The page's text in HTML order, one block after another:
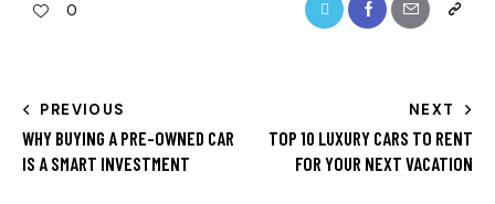
0
PREVIOUS
WHY BUYING A PRE-OWNED CAR
IS A SMART INVESTMENT
NEXT
TOP 10 LUXURY CARS TO RENT
FOR YOUR NEXT VACATION